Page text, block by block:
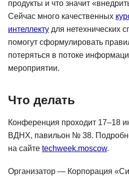
продукты и что значит
Сейчас много качественных
интеллекту для нетехнических
помогут сформулировать
потеряться в потоке
мероприятии.
Что делать
Конференция проходит 17–18
ВДНХ, павильон № 38.
на сайте techweek.moscow.
Организатор — Корпорация